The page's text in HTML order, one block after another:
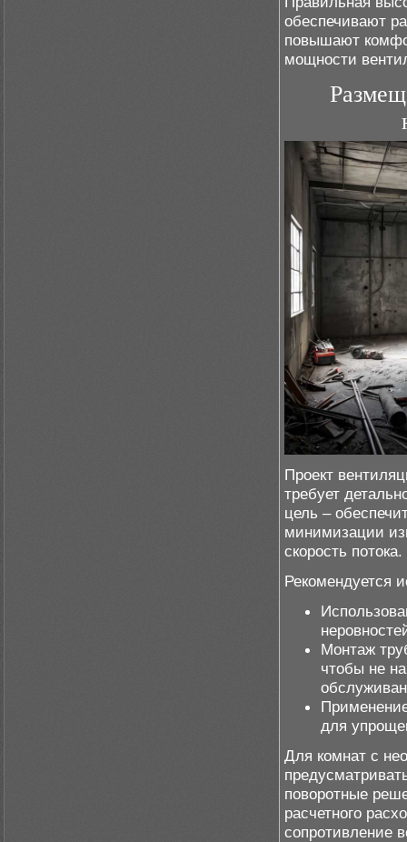
обеспечивают
повышают
мощности
Проект
требует
цель –
минимизации
скорость потока.
Рекомендуется
Монтаж
чтобы не
для
Для комнат с
поворотные
расчетного
сопротивление